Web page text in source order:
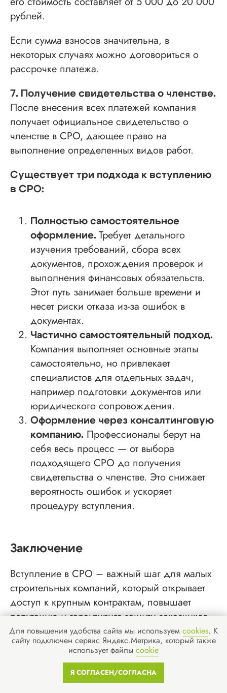
Для повышения удобства сайта мы используем cookies. К
сайту подключен сервис Яндекс.Метрика, который также
использует файлы cookie
Я СОГЛАСЕН/СОГЛАСНА
рублей.
Если сумма взносов значительна, в
некоторых случаях можно договориться о
рассрочке платежа.
7. Получение свидетельства о членстве.
После внесения всех платежей компания
получает официальное свидетельство о
членстве в СРО, дающее право на
выполнение определенных видов работ.
Существует три подхода к вступлению
в СРО:
Полностью самостоятельное
оформление. Требует детального
изучения требований, сбора всех
документов, прохождения проверок и
выполнения финансовых обязательств.
Этот путь занимает больше времени и
несет риски отказа из-за ошибок в
документах.
Частично самостоятельный подход.
Компания выполняет основные этапы
самостоятельно, но привлекает
специалистов для отдельных задач,
например подготовки документов или
юридического сопровождения.
Оформление через консалтинговую
компанию. Профессионалы берут на
себя весь процесс — от выбора
подходящего СРО до получения
свидетельства о членстве. Это снижает
вероятность ошибок и ускоряет
процедуру вступления.
Заключение
Вступление в СРО – важный шаг для малых
строительных компаний, который открывает
доступ к крупным контрактам, повышает
репутацию и гарантирует защиту заказчиков.
Плюсы членства в СРО:
✅ Легальность и доступ к госзаказам